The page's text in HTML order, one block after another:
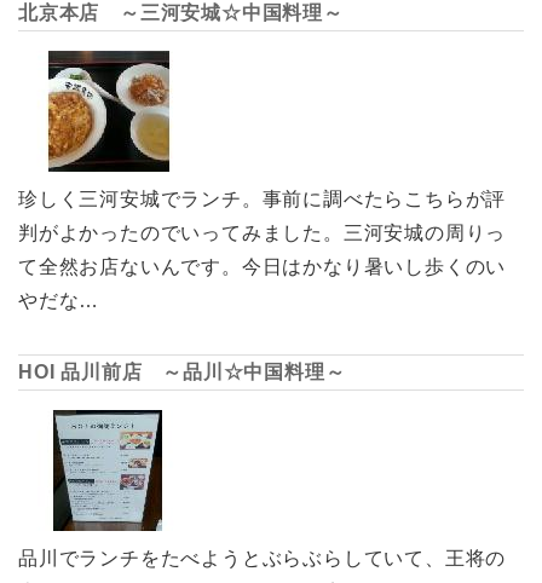
北京本店 ～三河安城☆中国料理～
珍しく三河安城でランチ。事前に調べたらこちらが評
判がよかったのでいってみました。三河安城の周りっ
て全然お店ないんです。今日はかなり暑いし歩くのい
やだな…
HOI 品川前店 ～品川☆中国料理～
品川でランチをたべようとぶらぶらしていて、王将の